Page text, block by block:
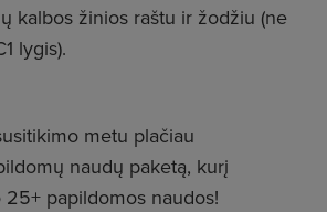
kalbos žinios raštu ir žodžiu (ne
lygis).
metu plačiau
naudų paketą, kurį
papildomos naudos!